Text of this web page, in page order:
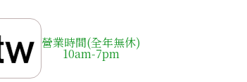
營業時間(全年無休)
10am-7pm